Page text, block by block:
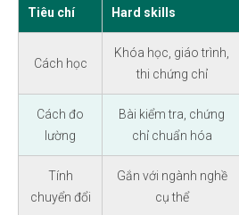
Tiêu chí Hard skills
Cách học
Khóa học, giáo trình,
thi chứng chỉ
Cách đo
lường
Bài kiểm tra, chứng
chỉ chuẩn hóa
Tính
chuyển đổi
Gắn với ngành nghề
cụ thể